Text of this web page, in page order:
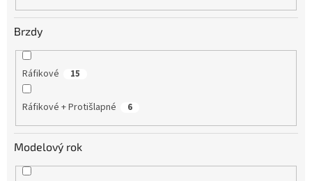
Brzdy
Ráfikové 15
Ráfikové + Protišlapné 6
Modelový rok